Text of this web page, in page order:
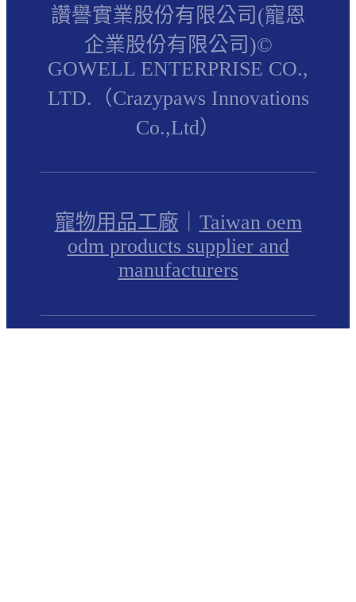
讚譽實業股份有限公司(寵恩
企業股份有限公司)©
GOWELL ENTERPRISE CO.,
LTD.（Crazypaws Innovations
Co.,Ltd）
寵物用品工廠
Taiwan oem
odm products supplier and
manufacturers